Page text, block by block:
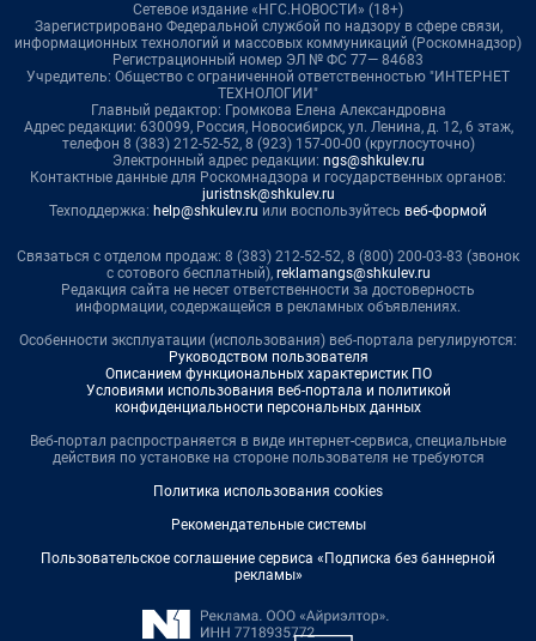
Сетевое издание «НГС.НОВОСТИ» (18+)
Зарегистрировано Федеральной службой по надзору в сфере связи,
информационных технологий и массовых коммуникаций (Роскомнадзор)
Регистрационный номер ЭЛ № ФС 77— 84683
Учредитель: Общество с ограниченной ответственностью "ИНТЕРНЕТ
ТЕХНОЛОГИИ"
Главный редактор: Громкова Елена Александровна
Адрес редакции: 630099, Россия, Новосибирск, ул. Ленина, д. 12, 6 этаж,
телефон 8 (383) 212-52-52, 8 (923) 157-00-00 (круглосуточно)
Электронный адрес редакции: ngs@shkulev.ru
Контактные данные для Роскомнадзора и государственных органов:
juristnsk@shkulev.ru
Техподдержка: help@shkulev.ru или воспользуйтесь веб-формой
Связаться с отделом продаж: 8 (383) 212-52-52, 8 (800) 200-03-83 (звонок
с сотового бесплатный), reklamangs@shkulev.ru
Редакция сайта не несет ответственности за достоверность
информации, содержащейся в рекламных объявлениях.
Особенности эксплуатации (использования) веб-портала регулируются:
Руководством пользователя
Описанием функциональных характеристик ПО
Условиями использования веб-портала и политикой
конфиденциальности персональных данных
Веб-портал распространяется в виде интернет-сервиса, специальные
действия по установке на стороне пользователя не требуются
Политика использования cookies
Рекомендательные системы
Пользовательское соглашение сервиса «Подписка без баннерной
рекламы»